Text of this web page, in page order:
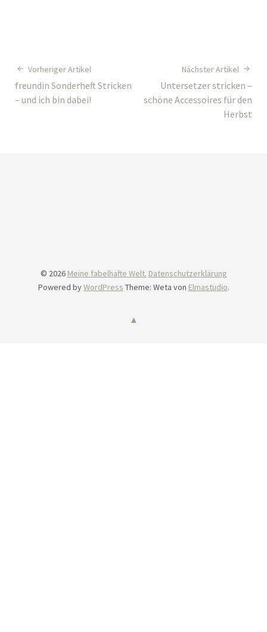
Vorheriger Artikel
freundin Sonderheft Stricken
– und ich bin dabei!
Nächster Artikel
Untersetzer stricken –
schöne Accessoires für den
Herbst
© 2026 Meine fabelhafte Welt. Datenschutzerklärung
Powered byWordPress Theme: Weta von Elmastudio.